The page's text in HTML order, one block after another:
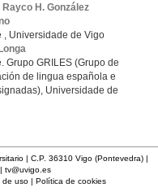
Rayco H. González
, Universidade de Vigo
Grupo GRILES (Grupo de
de lingua española e
Universidade de
| C.P. 36310 Vigo (Pontevedra) |
tv@uvigo.es
de uso| Política de cookies